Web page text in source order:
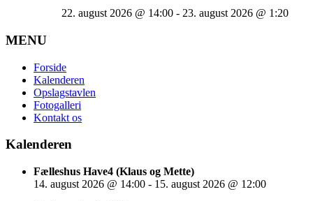
22. august 2026 @ 14:00 - 23. august 2026 @ 1:20
MENU
Forside
Kalenderen
Opslagstavlen
Fotogalleri
Kontakt os
Kalenderen
Fælleshus Have4 (Klaus og Mette)
14. august 2026 @ 14:00 - 15. august 2026 @ 12:00